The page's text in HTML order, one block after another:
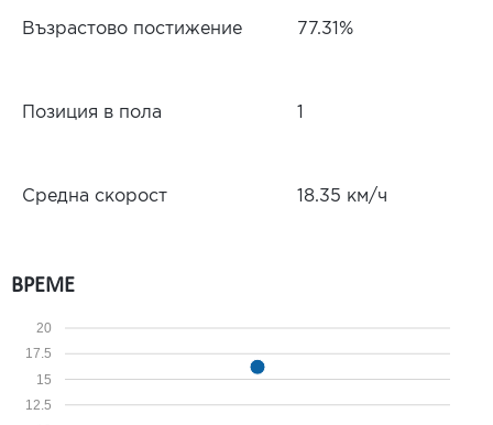
Възрастово постижение 77.31%
Позиция в пола
Средна скорост 18.35 км/ч
ВРЕМЕ
12.5
15
17.5
20